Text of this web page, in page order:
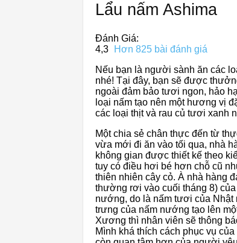
Lẩu nấm Ashima
Đánh Giá:
4,3
Hơn 825 bài đánh giá
Nếu bạn là người sành ăn các
nhé! Tại đây, bạn sẽ được
ngoài đảm bảo tươi ngon, hảo
loại nấm tạo nên một hương vị
các loại thịt và rau củ tươi xanh
Một chia sẻ chân thực đến từ
vừa mới đi ăn vào tối qua, nhà
không gian được thiết kế theo
tuy có điều hơi bé hơn chỗ cũ
thiên nhiên cây cỏ. À nhà hàng
thường rơi vào cuối tháng 8)
nướng, do là nấm tươi của
trưng của nấm nướng tạo lên
Xương thì nhân viên sẽ thông
Mình khá thích cách phục vụ